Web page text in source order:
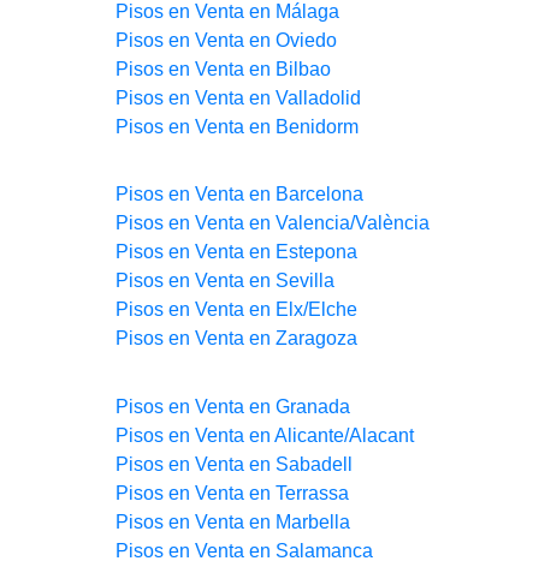
Pisos en Venta en Málaga
Pisos en Venta en Oviedo
Pisos en Venta en Bilbao
Pisos en Venta en Valladolid
Pisos en Venta en Benidorm
Pisos en Venta en Barcelona
Pisos en Venta en Valencia/València
Pisos en Venta en Estepona
Pisos en Venta en Sevilla
Pisos en Venta en Elx/Elche
Pisos en Venta en Zaragoza
Pisos en Venta en Granada
Pisos en Venta en Alicante/Alacant
Pisos en Venta en Sabadell
Pisos en Venta en Terrassa
Pisos en Venta en Marbella
Pisos en Venta en Salamanca